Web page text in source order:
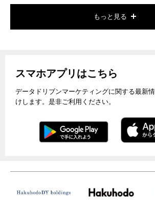
もっと見る
スマホアプリはこちら
データドリブンマーケティングに関する最新
けします。是非ご利用ください。